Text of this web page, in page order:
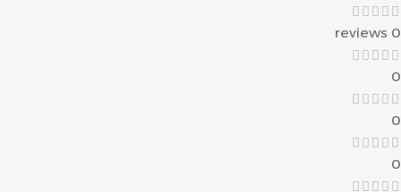
0 reviews
0
0
0